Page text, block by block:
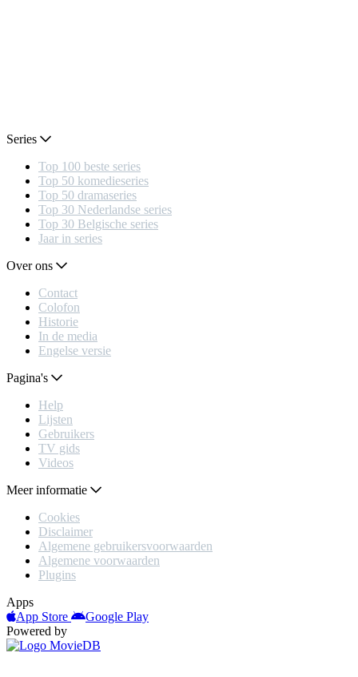
Series
Top 100 beste series
Top 50 komedieseries
Top 50 dramaseries
Top 30 Nederlandse series
Top 30 Belgische series
Jaar in series
Over ons
Contact
Colofon
Historie
In de media
Engelse versie
Pagina's
Help
Lijsten
Gebruikers
TV gids
Videos
Meer informatie
Cookies
Disclaimer
Algemene gebruikersvoorwaarden
Algemene voorwaarden
Plugins
Apps
App Store
Google Play
Powered by